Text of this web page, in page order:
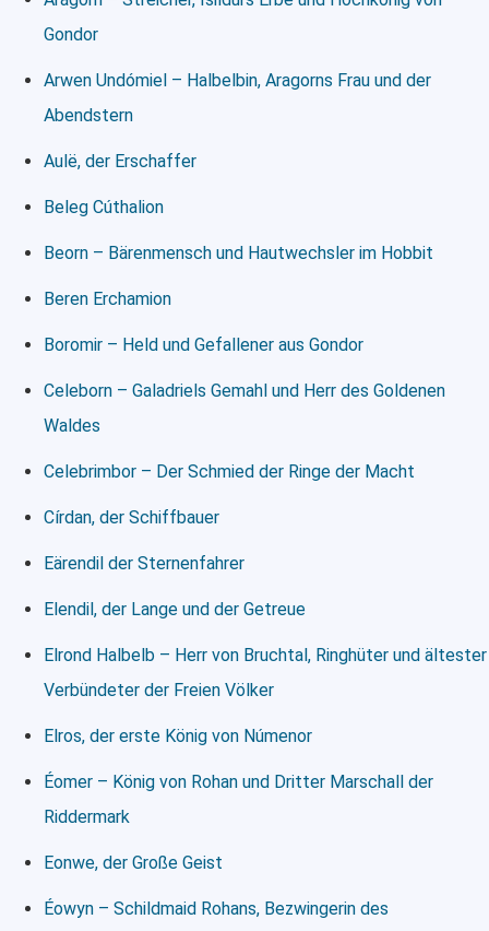
Gondor
Arwen Undómiel – Halbelbin, Aragorns Frau und der
Abendstern
Aulë, der Erschaffer
Beleg Cúthalion
Beorn – Bärenmensch und Hautwechsler im Hobbit
Beren Erchamion
Boromir – Held und Gefallener aus Gondor
Celeborn – Galadriels Gemahl und Herr des Goldenen
Waldes
Celebrimbor – Der Schmied der Ringe der Macht
Círdan, der Schiffbauer
Eärendil der Sternenfahrer
Elendil, der Lange und der Getreue
Elrond Halbelb – Herr von Bruchtal, Ringhüter und ältester
Verbündeter der Freien Völker
Elros, der erste König von Númenor
Éomer – König von Rohan und Dritter Marschall der
Riddermark
Eonwe, der Große Geist
Éowyn – Schildmaid Rohans, Bezwingerin des